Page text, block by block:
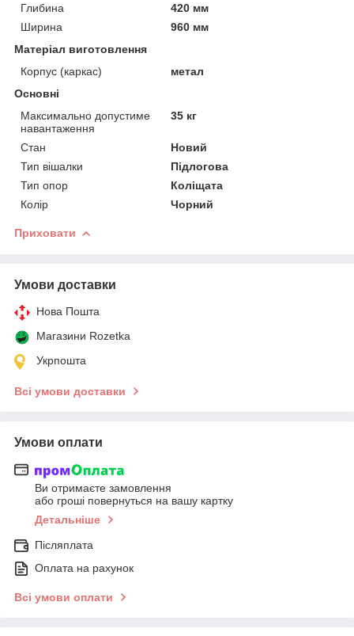
Глибина
420 мм
Ширина
960 мм
Матеріал виготовлення
Корпус (каркас)
метал
Основні
Максимально допустиме
навантаження
35 кг
Стан
Новий
Тип вішалки
Підлогова
Тип опор
Коліщата
Колір
Чорний
Приховати
Умови доставки
Нова Пошта
Магазини Rozetka
Укрпошта
Всі умови доставки
Умови оплати
Ви отримаєте замовлення
або гроші повернуться на вашу картку
Детальніше
Післяплата
Оплата на рахунок
Всі умови оплати